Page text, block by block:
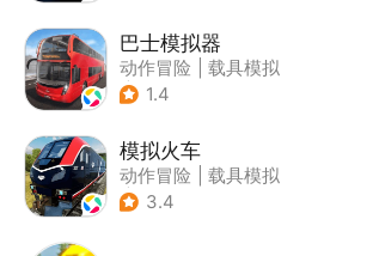
巴士模拟器
动作冒险
载具模拟
| 写实
1.4
模拟火车
动作冒险
载具模拟
| 写实
3.4